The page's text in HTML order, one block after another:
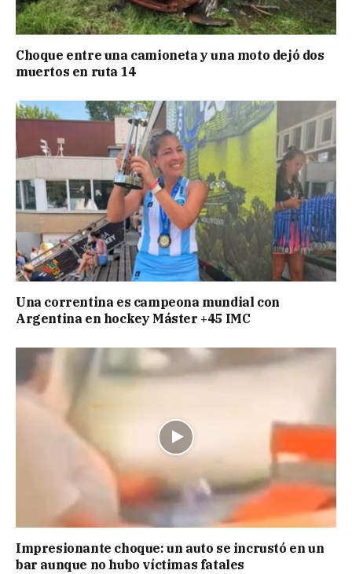
Choque entre una camioneta y una moto dejó dos
muertos en ruta 14
Una correntina es campeona mundial con
Argentina en hockey Máster +45 IMC
Impresionante choque: un auto se incrustó en un
bar aunque no hubo víctimas fatales